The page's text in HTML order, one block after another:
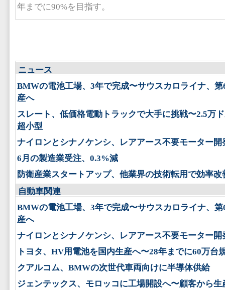
年までに90%を目指す。
ニュース
BMWの電池工場、3年で完成〜サウスカロライナ、第
産へ
スレート、低価格電動トラックで大手に挑戦〜2.5万
超小型
ナイロンとシナノケンシ、レアアース不要モーター開
6月の製造業受注、0.3%減
防衛産業スタートアップ、他業界の技術転用で効率改
自動車関連
BMWの電池工場、3年で完成〜サウスカロライナ、第
産へ
ナイロンとシナノケンシ、レアアース不要モーター開
トヨタ、HV用電池を国内生産へ〜28年までに60万台
クアルコム、BMWの次世代車両向けに半導体供給
ジェンテックス、モロッコに工場開設へ〜顧客から生